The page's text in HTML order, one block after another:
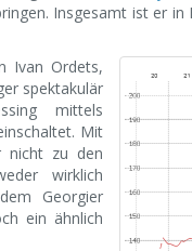
Insgesamt ist er
Ivan Ordets,
spektakulär
mittels
Mit
nicht zu den
wirklich
Georgier
ein ähnlich